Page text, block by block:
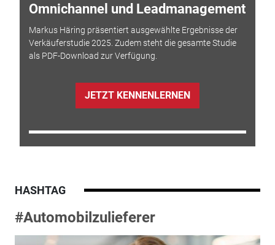
Omnichannel und Leadmanagement
Markus Häring präsentiert ausgewählte Ergebnisse der
Verkäuferstudie 2025. Zudem steht die gesamte Studie
als PDF-Download zur Verfügung.
JETZT KENNENLERNEN
HASHTAG
#Automobilzulieferer